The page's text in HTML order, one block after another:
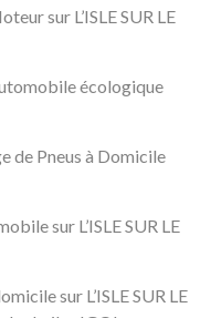
sur L’ISLE SUR LE
écologique
de Pneus à Domicile
sur L’ISLE SUR LE
sur L’ISLE SUR LE